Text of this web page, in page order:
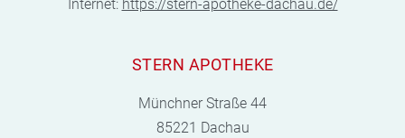
Internet: https://stern-apotheke-dachau.de/
STERN APOTHEKE
Münchner Straße 44
85221 Dachau